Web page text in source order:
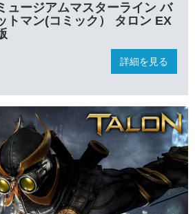
ュージアムマスターライン バ
トマン(コミック） タロン EX
詳細を見る